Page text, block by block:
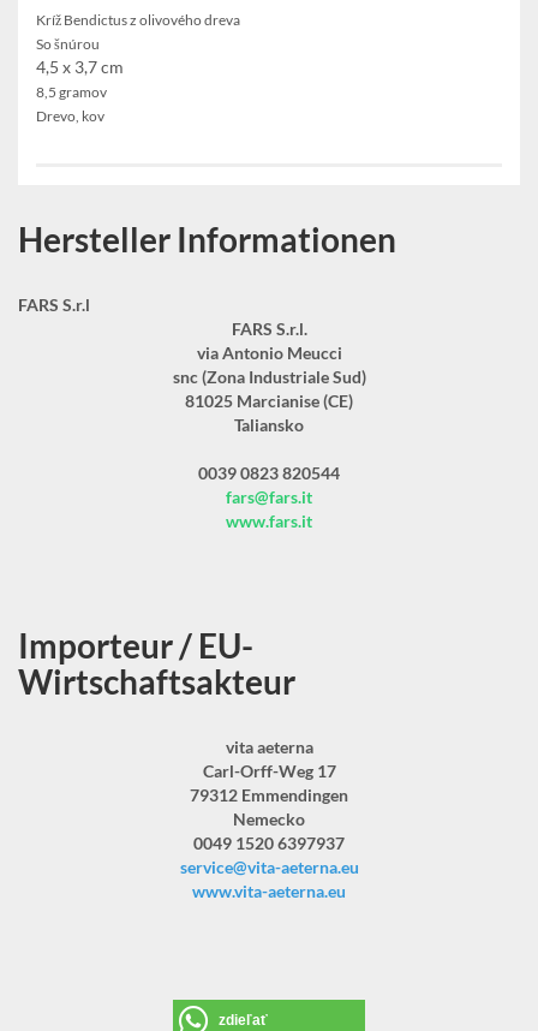
Kríž Bendictus z olivového dreva
So šnúrou
4,5 x 3,7 cm
8,5 gramov
Drevo, kov
Hersteller Informationen
FARS S.r.l
FARS S.r.l.
via Antonio Meucci
snc (Zona Industriale Sud)
81025 Marcianise (CE)
Taliansko
0039 0823 820544
fars@fars.it
www.fars.it
Importeur / EU-
Wirtschaftsakteur
vita aeterna
Carl-Orff-Weg 17
79312 Emmendingen
Nemecko
0049 1520 6397937
service@vita-aeterna.eu
www.vita-aeterna.eu
zdieľať